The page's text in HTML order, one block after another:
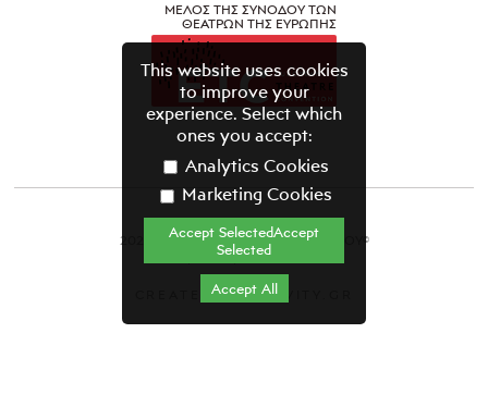
ΜΕΛΟΣ ΤΗΣ ΣΥΝΟΔΟΥ ΤΩΝ
ΘΕΑΤΡΩΝ ΤΗΣ ΕΥΡΩΠΗΣ
2021 ΘΕΑΤΡΙΚΟΣ ΟΡΓΑΝΙΣΜΟΣ ΚΥΠΡΟΥ©
Όροι & Προϋποθέσεις
CREATED BY GRAVITY.GR
This website uses cookies
to improve your
experience. Select which
ones you accept:
Analytics Cookies
Marketing Cookies
Accept SelectedAccept
Selected
Accept All